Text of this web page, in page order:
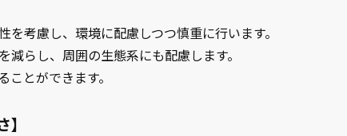
考慮し、環境に配慮しつつ慎重に行います。
らし、周囲の生態系にも配慮します。
とができます。